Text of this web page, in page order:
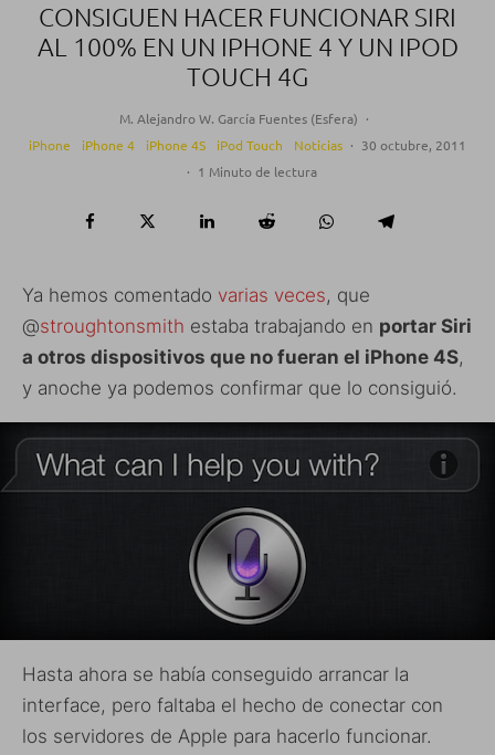
CONSIGUEN HACER FUNCIONAR SIRI
AL 100% EN UN IPHONE 4 Y UN IPOD
TOUCH 4G
M. Alejandro W. García Fuentes (Esfera) ·
iPhone
iPhone 4 iPhone 4S iPod Touch Noticias · 30 octubre, 2011
· 1 Minuto de lectura
Ya hemos comentado varias veces, que
@stroughtonsmith estaba trabajando en portar Siri
a otros dispositivos que no fueran el iPhone 4S,
y anoche ya podemos confirmar que lo consiguió.
Hasta ahora se había conseguido arrancar la
interface, pero faltaba el hecho de conectar con
los servidores de Apple para hacerlo funcionar.